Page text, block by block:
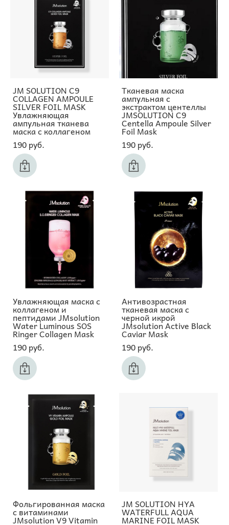
JM SOLUTION C9
COLLAGEN AMPOULE
SILVER FOIL MASK
Увлажняющая
ампульная тканева
маска с коллагеном
190 pуб.
Тканевая маска
ампульная с
экстрактом центеллы
JMSOLUTION C9
Centella Ampoule Silver
Foil Mask
190 pуб.
Увлажняющая маска с
коллагеном и
пептидами JMsolution
Water Luminous SOS
Ringer Collagen Mask
190 pуб.
Антивозрастная
тканевая маска с
черной икрой
JMsolution Active Black
Caviar Mask
190 pуб.
Фольгированная маска
с витаминами
JMsolution V9 Vitamin
JM SOLUTION HYA
WATERFULL AQUA
MARINE FOIL MASK